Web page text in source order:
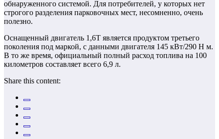
обнаруженного системой. Для потребителей, у которых нет
строгого разделения парковочных мест, несомненно, очень
полезно.
Оснащенный двигатель 1,6T является продуктом третьего
поколения под маркой, с данными двигателя 145 кВт/290 Н м.
В то же время, официальный полный расход топлива на 100
километров составляет всего 6,9 л.
Share this content: